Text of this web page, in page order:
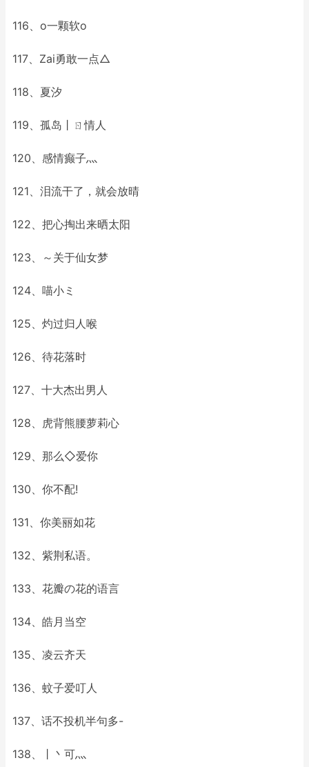
116、o一颗软o
117、Zai勇敢一点△
118、夏汐
119、孤岛丨ㄖ情人
120、感情癫子灬
121、泪流干了，就会放晴
122、把心掏出来晒太阳
123、～关于仙女梦
124、喵小ミ
125、灼过归人喉
126、待花落时
127、十大杰出男人
128、虎背熊腰萝莉心
129、那么◇爱你
130、你不配!
131、你美丽如花
132、紫荆私语。
133、花瓣の花的语言
134、皓月当空
135、凌云齐天
136、蚊子爱叮人
137、话不投机半句多-
138、丨丶可灬